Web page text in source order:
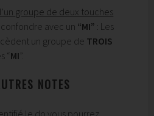
groupe de deux touches
avec un “MI” : Les
un groupe de TROIS
“MI”.
NOTES